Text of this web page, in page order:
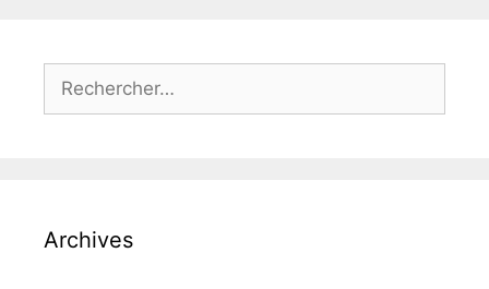
Rechercher :
Archives